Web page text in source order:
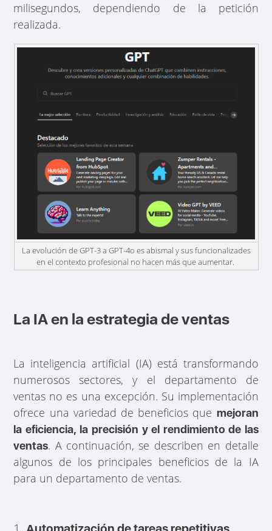
milisegundos, dependiendo de la petición
realizada.
La evolución de GPT-3 a GPT-4o es abismal y sus funcionalizades
en el contexto profesional no hacen más que aumentar.
La IA en la estrategia de ventas
La inteligencia artificial (IA) está transformando
numerosos sectores, y el departamento de
ventas no es una excepción. Su implementación
ofrece una variedad de beneficios que mejoran
la eficiencia, la precisión y el rendimiento de las
ventas. A continuación, se describen en detalle
algunos de los principales beneficios de la IA
para un departamento de ventas.